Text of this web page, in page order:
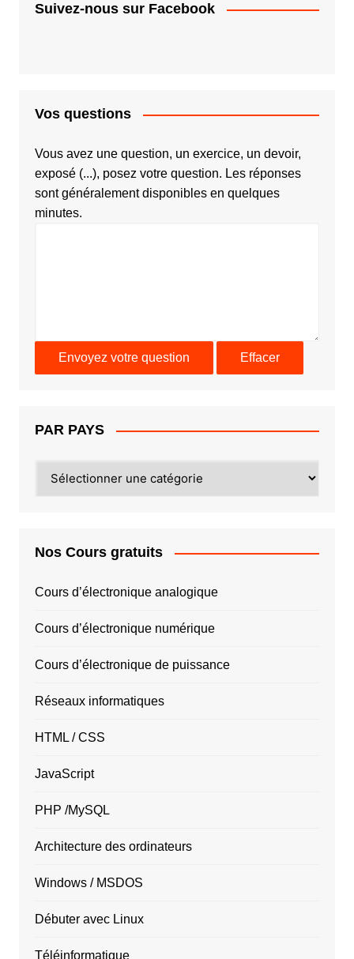
Suivez-nous sur Facebook
Vos questions
Vous avez une question, un exercice, un devoir,
exposé (...), posez votre question. Les réponses
sont généralement disponibles en quelques
minutes.
PAR PAYS
PAYS
Nos Cours gratuits
Cours d’électronique analogique
Cours d’électronique numérique
Cours d’électronique de puissance
Réseaux informatiques
HTML / CSS
JavaScript
PHP /MySQL
Architecture des ordinateurs
Windows / MSDOS
Débuter avec Linux
Téléinformatique